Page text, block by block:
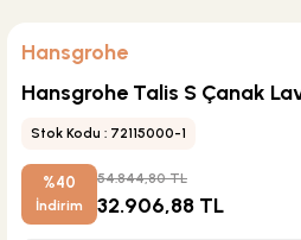
Hansgrohe
Hansgrohe Talis S Çanak
Stok Kodu : 72115000-1
%40
İndirim
54.844,80 TL
32.906,88 TL